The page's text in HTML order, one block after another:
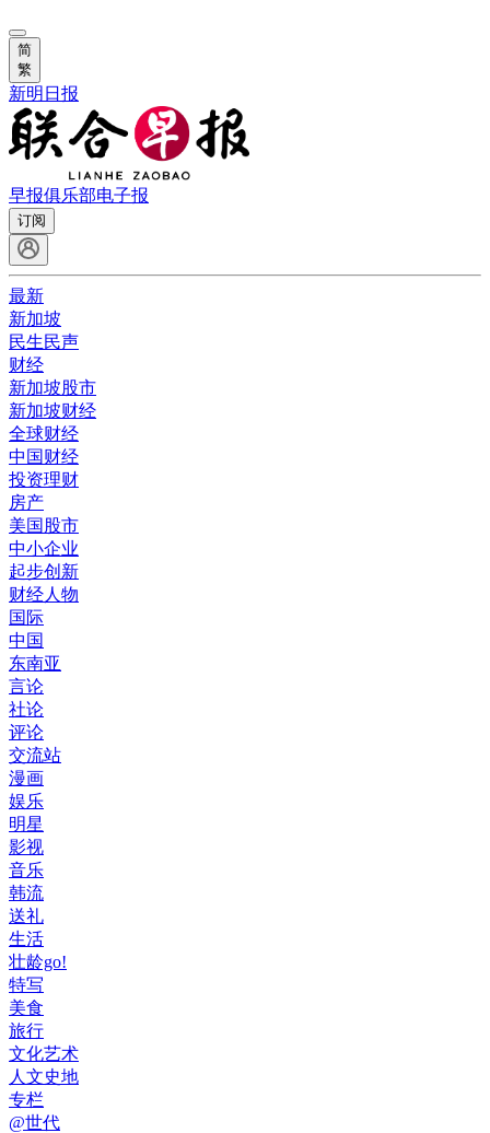
简
繁
新明日报
早报俱乐部电子报
订阅
最新
新加坡
民生民声
财经
新加坡股市
新加坡财经
全球财经
中国财经
投资理财
房产
美国股市
中小企业
起步创新
财经人物
国际
中国
东南亚
言论
社论
评论
交流站
漫画
娱乐
明星
影视
音乐
韩流
送礼
生活
壮龄go!
特写
美食
旅行
文化艺术
人文史地
专栏
@世代